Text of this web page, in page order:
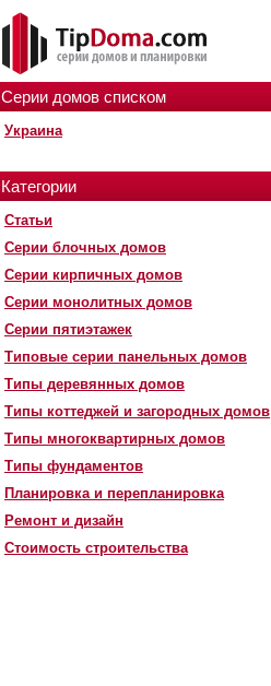
Серии домов списком
Украина
Категории
Статьи
Серии блочных домов
Серии кирпичных домов
Серии монолитных домов
Серии пятиэтажек
Типовые серии панельных домов
Типы деревянных домов
Типы коттеджей и загородных домов
Типы многоквартирных домов
Типы фундаментов
Планировка и перепланировка
Ремонт и дизайн
Стоимость строительства